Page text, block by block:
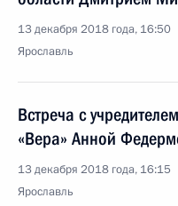
13 декабря 2018 года, 16:50
Ярославль
Встреча с
«Вера» Анной
13 декабря 2018 года, 16:15
Ярославль